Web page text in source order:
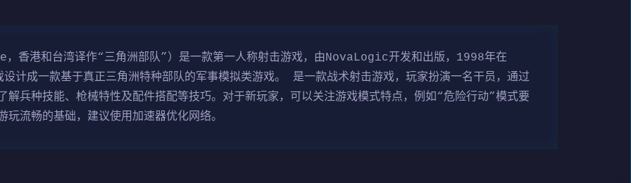
香港和台湾译作“三角洲部队”）是一款第一人称射击游戏，由NovaLogic开发和出版，1998年在
成一款基于真正三角洲特种部队的军事模拟类游戏。 是一款战术射击游戏，玩家扮演一名干员，通过
解兵种技能、枪械特性及配件搭配等技巧。对于新玩家，可以关注游戏模式特点，例如“危险行动”模式要
流畅的基础，建议使用加速器优化网络。